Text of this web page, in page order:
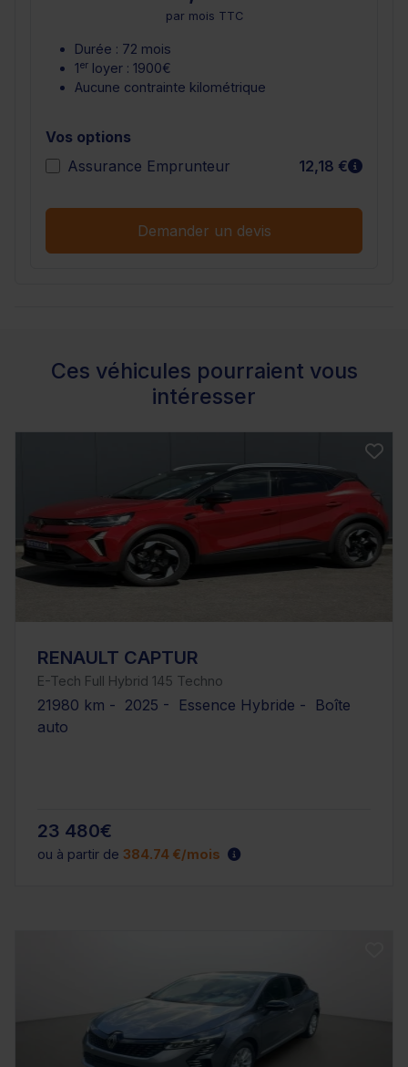
par mois TTC
Durée : 72 mois
1er loyer : 1900€
Aucune contrainte kilométrique
Vos options
Assurance Emprunteur
12,18 € En
Demander un devis
Ces véhicules pourraient vous
intéresser
RENAULT CAPTUR
E-Tech Full Hybrid 145 Techno
21980 km - 2025 - Essence Hybride - Boîte
auto
23 480€
ou à partir de 384.74 €/mois